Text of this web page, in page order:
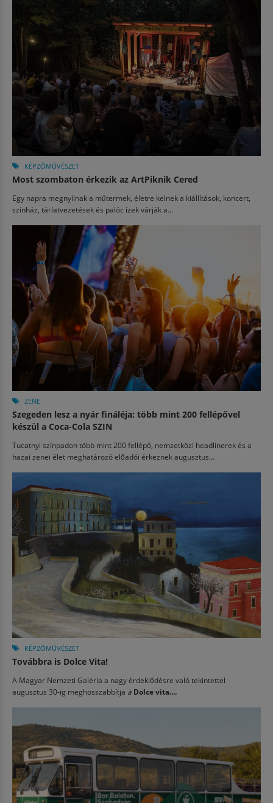
KÉPZŐMŰVÉSZET
Most szombaton érkezik az ArtPiknik Cered
Egy napra megnyílnak a műtermek, életre kelnek a kiállítások, koncert,
színház, tárlatvezetések és palóc ízek várják a...
ZENE
Szegeden lesz a nyár fináléja: több mint 200 fellépővel
készül a Coca-Cola SZIN
Tucatnyi színpadon több mint 200 fellépő, nemzetközi headlinerek és a
hazai zenei élet meghatározó előadói érkeznek augusztus...
KÉPZŐMŰVÉSZET
Továbbra is Dolce Vita!
A Magyar Nemzeti Galéria a nagy érdeklődésre való tekintettel
augusztus 30-ig meghosszabbítja a Dolce vita....